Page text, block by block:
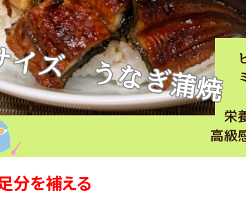
分を補える